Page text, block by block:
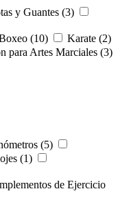
y Guantes (3)
(10)
Karate (2)
para Artes Marciales (3)
(5)
(1)
de Ejercicio